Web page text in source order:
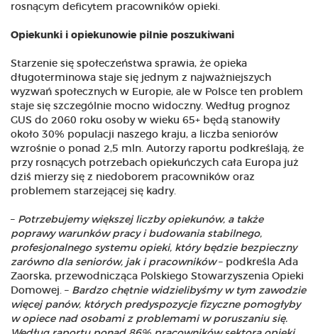
rosnącym deficytem pracowników opieki.
Opiekunki i opiekunowie pilnie poszukiwani
Starzenie się społeczeństwa sprawia, że opieka
długoterminowa staje się jednym z najważniejszych
wyzwań społecznych w Europie, ale w Polsce ten problem
staje się szczególnie mocno widoczny. Według prognoz
GUS do 2060 roku osoby w wieku 65+ będą stanowiły
około 30% populacji naszego kraju, a liczba seniorów
wzrośnie o ponad 2,5 mln. Autorzy raportu podkreślają, że
przy rosnących potrzebach opiekuńczych cała Europa już
dziś mierzy się z niedoborem pracowników oraz
problemem starzejącej się kadry.
– Potrzebujemy większej liczby opiekunów, a także
poprawy warunków pracy i budowania stabilnego,
profesjonalnego systemu opieki, który będzie bezpieczny
zarówno dla seniorów, jak i pracowników– podkreśla Ada
Zaorska, przewodnicząca Polskiego Stowarzyszenia Opieki
Domowej. – Bardzo chętnie widzielibyśmy w tym zawodzie
więcej panów, których predyspozycje fizyczne pomogłyby
w opiece nad osobami z problemami w poruszaniu się.